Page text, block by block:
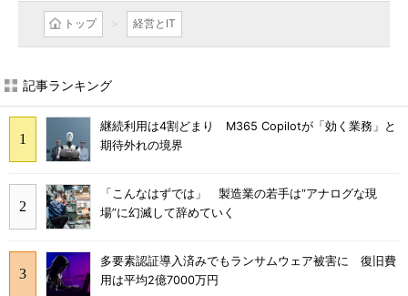
トップ 経営とIT
記事ランキング
継続利用は4割どまり M365 Copilotが「効く業務」と
期待外れの境界
「こんなはずでは」 製造業の若手は“アナログな現
場”に幻滅して辞めていく
多要素認証導入済みでもランサムウェア被害に 復旧費
用は平均2億7000万円